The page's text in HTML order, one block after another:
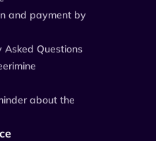
and payment by
Asked Questions
about the